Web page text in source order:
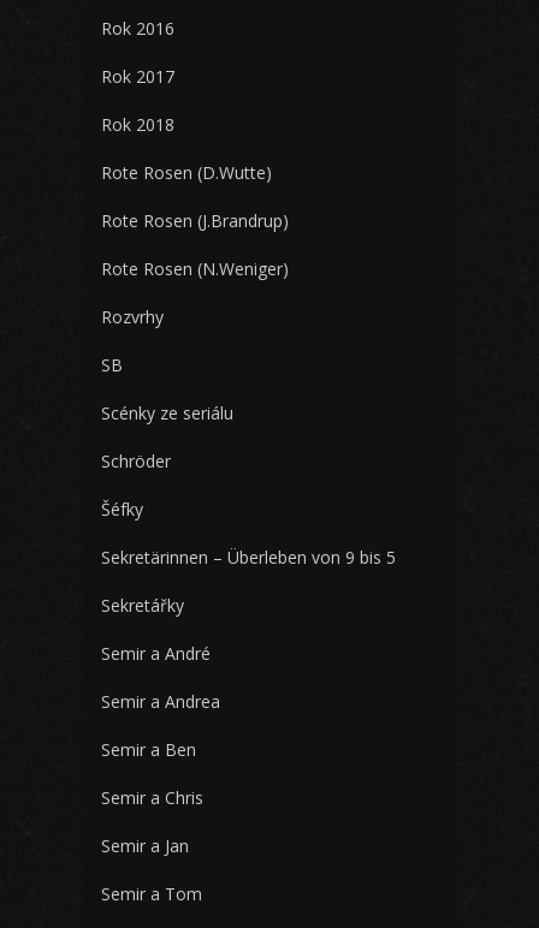
Rok 2016
Rok 2017
Rok 2018
Rote Rosen (D.Wutte)
Rote Rosen (J.Brandrup)
Rote Rosen (N.Weniger)
Rozvrhy
SB
Scénky ze seriálu
Schröder
Šéfky
Sekretärinnen – Überleben von 9 bis 5
Sekretářky
Semir a André
Semir a Andrea
Semir a Ben
Semir a Chris
Semir a Jan
Semir a Tom